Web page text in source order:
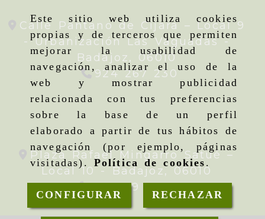
Este sitio web utiliza cookies
propias y de terceros que permiten
mejorar la usabilidad de
navegación, analizar el uso de la
web y mostrar publicidad
relacionada con tus preferencias
sobre la base de un perfil
elaborado a partir de tus hábitos de
navegación (por ejemplo, páginas
visitadas). Política de cookies .
CONFIGURAR RECHAZAR
Calle Pantano de Cijara – Local 9
- Urbanización Las Vaguadas -
Badajoz, 06010
924 267 230
Plaza Rafael Mingarro Satué –
Local 10 -
Badajoz, 06010
924 09 19 95